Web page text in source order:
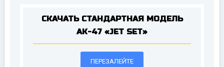
СКАЧАТЬ СТАНДАРТНАЯ МОДЕЛЬ
AK-47 «JET SET»
ПЕРЕЗАЛЕЙТЕ